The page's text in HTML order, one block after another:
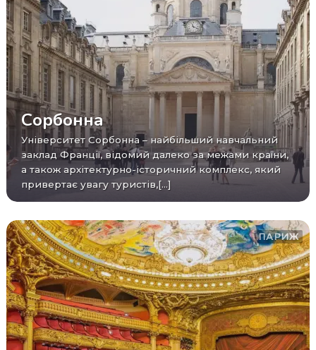
Сорбонна
Університет Сорбонна – найбільший навчальний
заклад Франції, відомий далеко за межами країни,
а також архітектурно-історичний комплекс, який
привертає увагу туристів,[...]
ПАРИЖ